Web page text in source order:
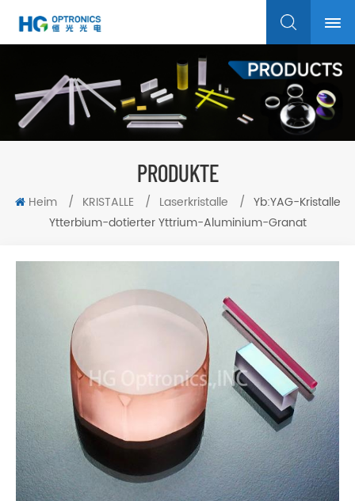
PRODUKTE
Heim / KRISTALLE / Laserkristalle / Yb:YAG-Kristalle
Ytterbium-dotierter Yttrium-Aluminium-Granat